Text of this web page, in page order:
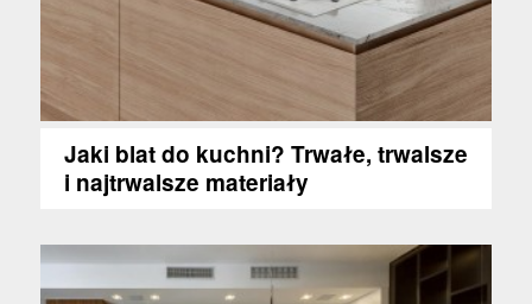
Jaki blat do kuchni? Trwałe, trwalsze
i najtrwalsze materiały